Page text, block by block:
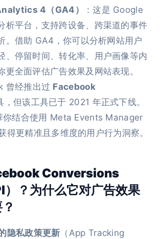
4（GA4）
：这是 Google
析平台，支持跨设备、跨渠道的事件
。借助 GA4，你可以分析网站用户
、停留时间、转化率、用户画像等内
更全面评估广告效果及网站表现。
曾经推出过 Facebook
，但该工具已于 2021 年正式下线。
你结合使用 Meta Events Manager
得更精准且多维度的用户行为洞察。
Conversions
？为什么它对广告效果
隐私政策更新 （App Tracking